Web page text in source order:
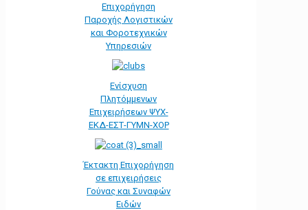
Επιχορήγηση
Παροχής Λογιστικών
και Φοροτεχνικών
Υπηρεσιών
Ενίσχυση
Πλητόμμενων
Επιχειρήσεων ΨΥΧ-
ΕΚΔ-ΕΣΤ-ΓΥΜΝ-ΧΟΡ
Έκτακτη Επιχορήγηση
σε επιχειρήσεις
Γούνας και Συναφών
Ειδών